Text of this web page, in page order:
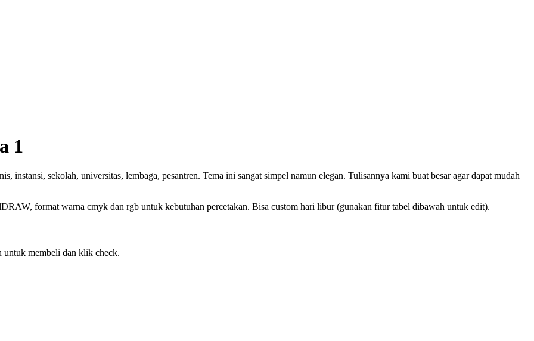
1
instansi, sekolah, universitas, lembaga, pesantren. Tema ini sangat simpel namun elegan. Tulisannya kami buat besar agar dapat mudah
format warna cmyk dan rgb untuk kebutuhan percetakan. Bisa custom hari libur (gunakan fitur tabel dibawah untuk edit).
untuk membeli dan klik check.